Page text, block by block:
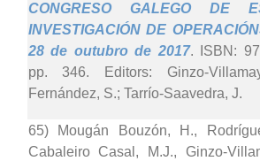
CONGRESO GALEGO DE
INVESTIGACIÓN DE
28 de outubro de 2017. ISBN:
pp. 346. Editors: Ginzo-
Fernández, S.; Tarrío-Saavedra, J.
65) Mougán Bouzón, H.,
Cabaleiro Casal, M.J., Ginzo-